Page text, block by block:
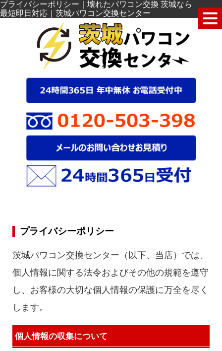
プライバシーポリシー｜壊れたパワコン交換 茨城なら
最短即日対応｜茨城パワコン交換センター
プライバシーポリシー
茨城パワコン交換センター（以下、当店）では、
個人情報に関する法令およびその他の規範を遵守
し、お客様の大切な個人情報の保護に万全を尽く
します。
個人情報の収集について